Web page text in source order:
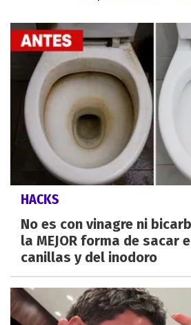
HACKS
No es con vinagre ni
la MEJOR forma de sacar
canillas y del inodoro